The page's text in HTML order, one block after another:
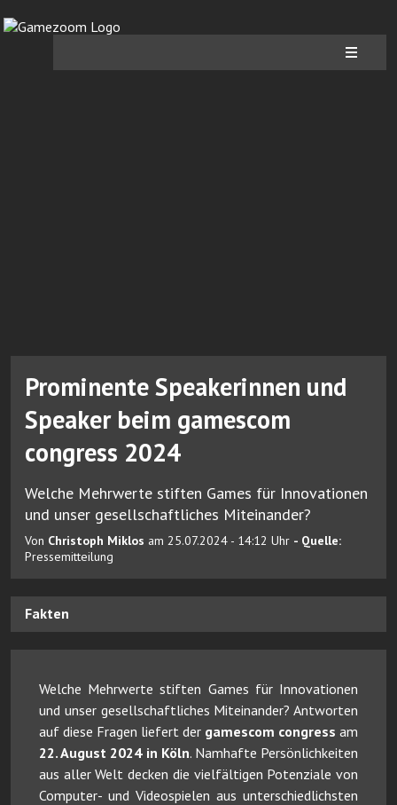
Prominente Speakerinnen und
Speaker beim gamescom
congress 2024
Welche Mehrwerte stiften Games für Innovationen
und unser gesellschaftliches Miteinander?
Von Christoph Miklos am 25.07.2024 - 14:12 Uhr - Quelle:
Pressemitteilung
Fakten
Welche Mehrwerte stiften Games für Innovationen
und unser gesellschaftliches Miteinander? Antworten
auf diese Fragen liefert der gamescom congress am
22. August 2024 in Köln. Namhafte Persönlichkeiten
aus aller Welt decken die vielfältigen Potenziale von
Computer- und Videospielen aus unterschiedlichsten